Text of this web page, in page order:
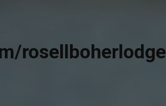
rosellboherlodge